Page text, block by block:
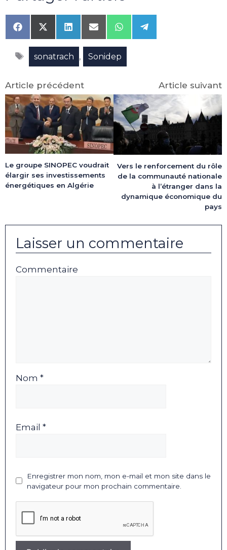
Share
on
Facebook
Share
on
X
(Twitter)
Share
on
LinkedIn
Share
on
Email
Share
on
WhatsApp
Share
on
Étiquettes
sonatrach , Sonidep
Article précédent
Le groupe SINOPEC voudrait
élargir ses investissements
énergétiques en Algérie
Article suivant
Vers le renforcement du rôle
de la communauté nationale
à l’étranger dans la
dynamique économique du
pays
Laisser un commentaire
Commentaire
Nom *
Email *
Enregistrer mon nom, mon e-mail et mon site dans le
navigateur pour mon prochain commentaire.